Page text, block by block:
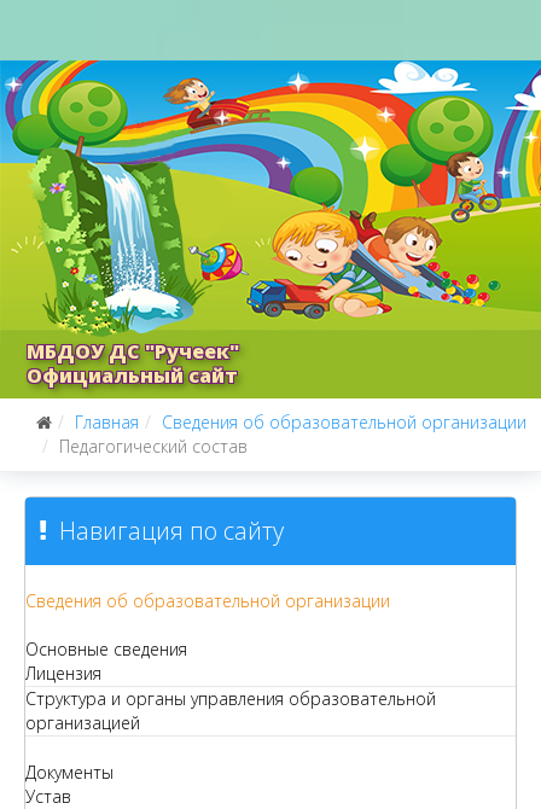
МБДОУ ДС "Ручеек"
Официальный сайт
Главная
Сведения об образовательной организации
Педагогический состав
Навигация по сайту
Сведения об образовательной организации
Основные сведения
Лицензия
Структура и органы управления образовательной
организацией
Документы
Устав